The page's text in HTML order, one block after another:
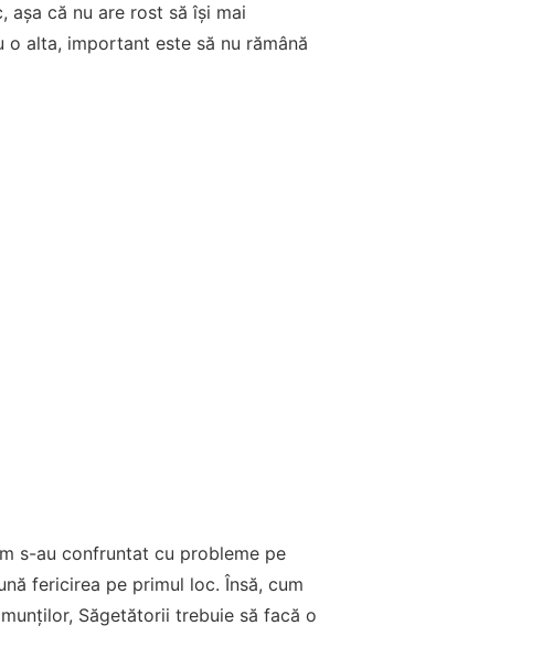
așa că nu are rost să își mai
alta, important este să nu rămână
s-au confruntat cu probleme pe
fericirea pe primul loc. Însă, cum
Săgetătorii trebuie să facă o